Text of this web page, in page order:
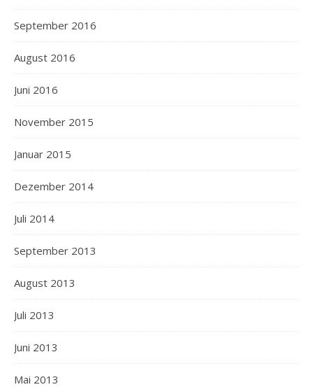
September 2016
August 2016
Juni 2016
November 2015
Januar 2015
Dezember 2014
Juli 2014
September 2013
August 2013
Juli 2013
Juni 2013
Mai 2013